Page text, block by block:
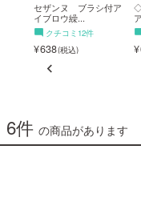
お問い合わせ
ログイン・新規会員
セザンヌ ブラシ付ア
イブロウ繰...
クチコミ12件
638
6件 の商品があります